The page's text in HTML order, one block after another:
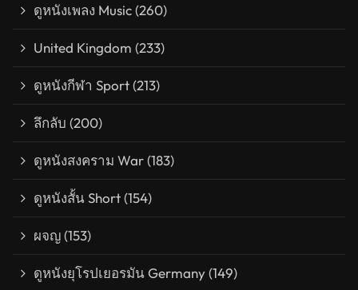
ดูหนังเพลง Music(260)
United Kingdom (233)
ดูหนังกีฬา Sport(213)
ลึกลับ (200)
ดูหนังสงคราม War(183)
ดูหนังสั้น Short(154)
ผจญ(153)
ดูหนังยุโรปเยอรมัน Germany(149)